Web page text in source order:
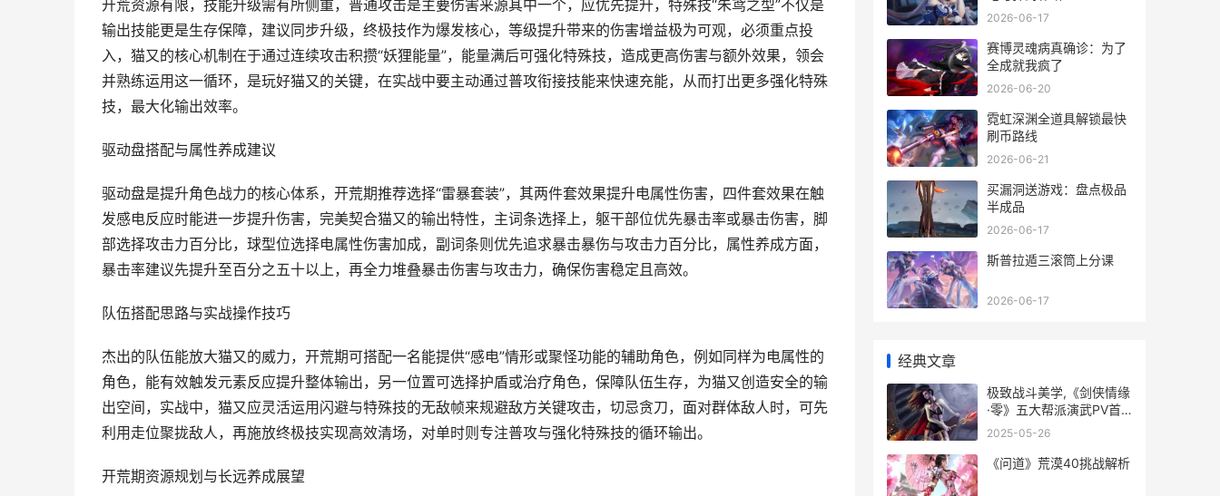
开荒资源有限，技能升级需有所侧重，普通攻击是主要伤害来源其中一个，应优先提升，特殊技“朱鸢之型”不仅是
输出技能更是生存保障，建议同步升级，终极技作为爆发核心，等级提升带来的伤害增益极为可观，必须重点投
入，猫又的核心机制在于通过连续攻击积攒“妖狸能量”，能量满后可强化特殊技，造成更高伤害与额外效果，领会
并熟练运用这一循环，是玩好猫又的关键，在实战中要主动通过普攻衔接技能来快速充能，从而打出更多强化特殊
技，最大化输出效率。
驱动盘搭配与属性养成建议
驱动盘是提升角色战力的核心体系，开荒期推荐选择“雷暴套装”，其两件套效果提升电属性伤害，四件套效果在触
发感电反应时能进一步提升伤害，完美契合猫又的输出特性，主词条选择上，躯干部位优先暴击率或暴击伤害，脚
部选择攻击力百分比，球型位选择电属性伤害加成，副词条则优先追求暴击暴伤与攻击力百分比，属性养成方面，
暴击率建议先提升至百分之五十以上，再全力堆叠暴击伤害与攻击力，确保伤害稳定且高效。
队伍搭配思路与实战操作技巧
杰出的队伍能放大猫又的威力，开荒期可搭配一名能提供“感电”情形或聚怪功能的辅助角色，例如同样为电属性的
角色，能有效触发元素反应提升整体输出，另一位置可选择护盾或治疗角色，保障队伍生存，为猫又创造安全的输
出空间，实战中，猫又应灵活运用闪避与特殊技的无敌帧来规避敌方关键攻击，切忌贪刀，面对群体敌人时，可先
利用走位聚拢敌人，再施放终极技实现高效清场，对单时则专注普攻与强化特殊技的循环输出。
开荒期资源规划与长远养成展望
2026-06-17
赛博灵魂病真确诊：为了
全成就我疯了
2026-06-20
霓虹深渊全道具解锁最快
刷币路线
2026-06-21
买漏洞送游戏：盘点极品
半成品
2026-06-17
斯普拉遁三滚筒上分课
2026-06-17
经典文章
极致战斗美学,《剑侠情缘
·零》五大帮派演武PV首
曝来袭 极致战斗美学在线
2025-05-26
《问道》荒漠40挑战解析